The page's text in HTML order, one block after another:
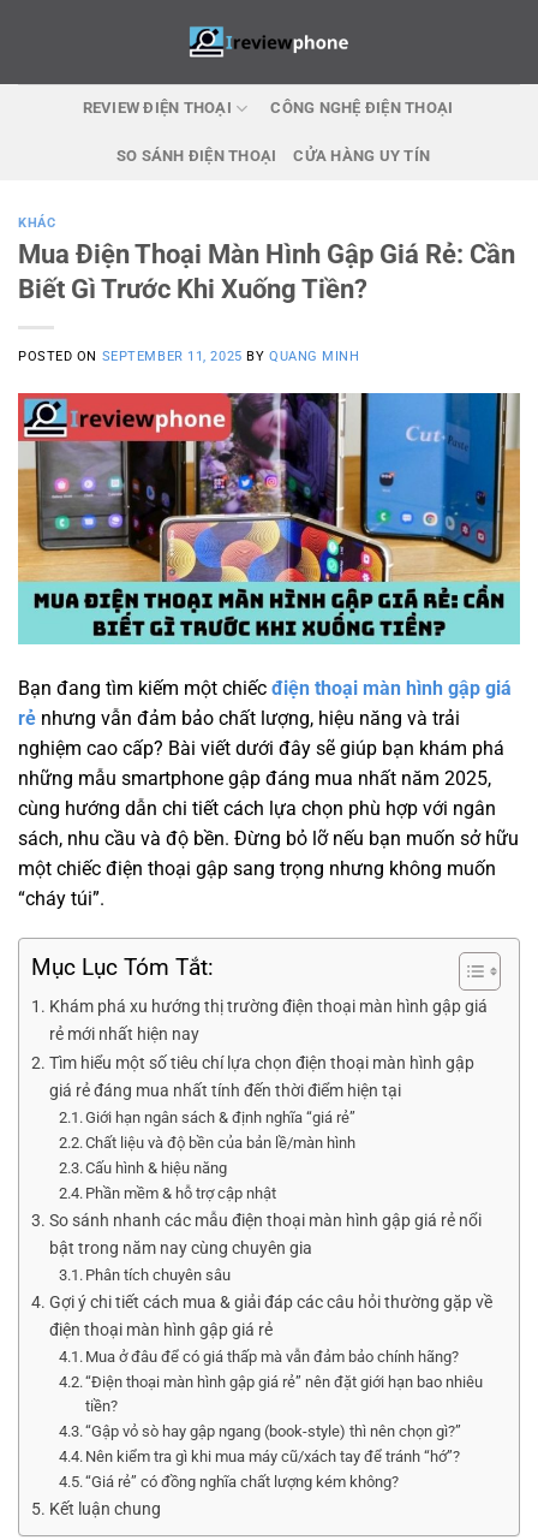
REVIEW ĐIỆN THOẠI CÔNG NGHỆ ĐIỆN THOẠI
SO SÁNH ĐIỆN THOẠI CỬA HÀNG UY TÍN
KHÁC
Mua Điện Thoại Màn Hình Gập Giá Rẻ: Cần
Biết Gì Trước Khi Xuống Tiền?
POSTED ON SEPTEMBER 11, 2025 BY QUANG MINH
Bạn đang tìm kiếm một chiếc điện thoại màn hình gập giá
rẻ nhưng vẫn đảm bảo chất lượng, hiệu năng và trải
nghiệm cao cấp? Bài viết dưới đây sẽ giúp bạn khám phá
những mẫu smartphone gập đáng mua nhất năm 2025,
cùng hướng dẫn chi tiết cách lựa chọn phù hợp với ngân
sách, nhu cầu và độ bền. Đừng bỏ lỡ nếu bạn muốn sở hữu
một chiếc điện thoại gập sang trọng nhưng không muốn
“cháy túi”.
Mục Lục Tóm Tắt:
Khám phá xu hướng thị trường điện thoại màn hình gập giá
rẻ mới nhất hiện nay
Tìm hiểu một số tiêu chí lựa chọn điện thoại màn hình gập
giá rẻ đáng mua nhất tính đến thời điểm hiện tại
Giới hạn ngân sách & định nghĩa “giá rẻ”
Chất liệu và độ bền của bản lề/màn hình
Cấu hình & hiệu năng
Phần mềm & hỗ trợ cập nhật
So sánh nhanh các mẫu điện thoại màn hình gập giá rẻ nổi
bật trong năm nay cùng chuyên gia
Phân tích chuyên sâu
Gợi ý chi tiết cách mua & giải đáp các câu hỏi thường gặp về
điện thoại màn hình gập giá rẻ
Mua ở đâu để có giá thấp mà vẫn đảm bảo chính hãng?
“Điện thoại màn hình gập giá rẻ” nên đặt giới hạn bao nhiêu
tiền?
“Gập vỏ sò hay gập ngang (book-style) thì nên chọn gì?”
Nên kiểm tra gì khi mua máy cũ/xách tay để tránh “hớ”?
“Giá rẻ” có đồng nghĩa chất lượng kém không?
Kết luận chung